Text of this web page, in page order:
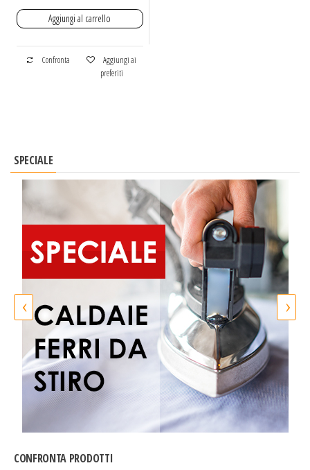
Aggiungi al carrello
Confronta
Aggiungi ai
preferiti
SPECIALE
‹ ›
CONFRONTA PRODOTTI